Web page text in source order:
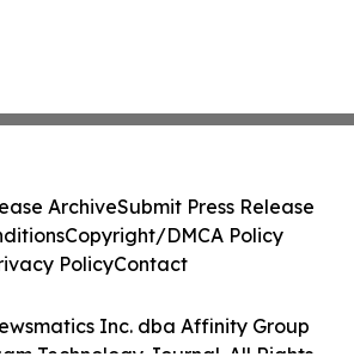
Inc. dba Affinity Group
Technology Journal. All Rights
ArchiveSubmit Press Release
Copyright/DMCA Policy
PolicyContact